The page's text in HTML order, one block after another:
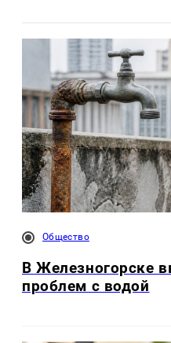
Общество
В Железногорске
проблем с водой